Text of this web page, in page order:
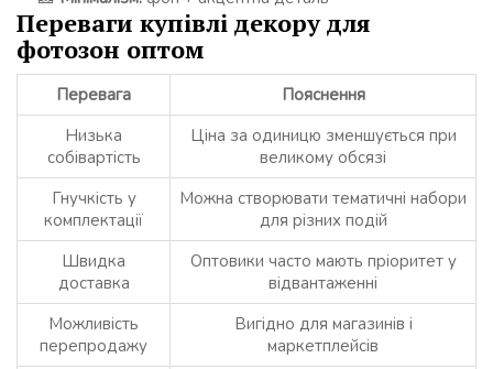
Переваги купівлі декору для
фотозон оптом
Перевага
Пояснення
Низька
собівартість
Ціна за одиницю зменшується при
великому обсязі
Гнучкість у
комплектації
Можна створювати тематичні набори
для різних подій
Швидка
доставка
Оптовики часто мають пріоритет у
відвантаженні
Можливість
перепродажу
Вигідно для магазинів і
маркетплейсів